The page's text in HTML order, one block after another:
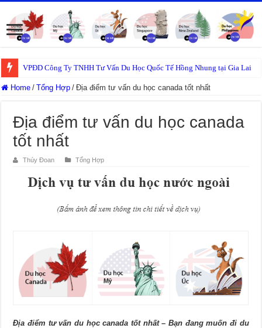
VPĐD Công Ty TNHH Tư Vấn Du Học Quốc Tế Hồng Nhung tại Gia Lai
Home / Tổng Hợp / Địa điểm tư vấn du học canada tốt nhất
Địa điểm tư vấn du học canada
tốt nhất
Thúy Đoan Tổng Hợp
Địa điểm tư vấn du học canada tốt nhất – Bạn đang muốn đi du